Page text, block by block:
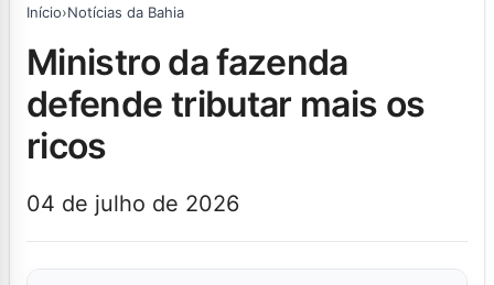
Início›Notícias da Bahia
ministro da fazenda
defende tributar mais os
ricos
04 de julho de 2026